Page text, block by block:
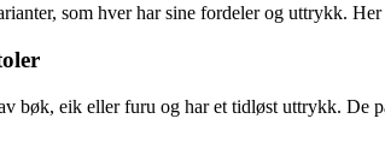
som hver har sine fordeler og uttrykk.
bøk, eik eller furu og har et tidløst uttrykk. De